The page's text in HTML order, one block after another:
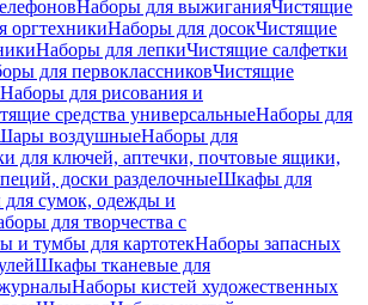
Наборы для выжиганияЧистящие
оргтехникиНаборы для досокЧистящие
Наборы для лепкиЧистящие салфетки
для первоклассниковЧистящие
Наборы для рисования и
средства универсальныеНаборы для
воздушныеНаборы для
для ключей, аптечки, почтовые ящики,
доски разделочныеШкафы для
сумок, одежды и
для творчества с
и тумбы для картотекНаборы запасных
Шкафы тканевые для
Наборы кистей художественных